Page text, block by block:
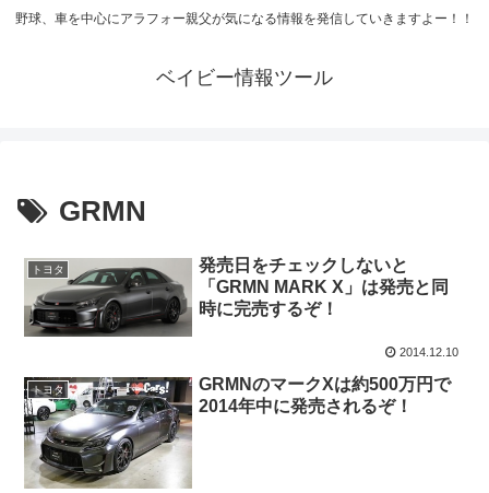
野球、車を中心にアラフォー親父が気になる情報を発信していきますよー！！
ベイビー情報ツール
GRMN
トヨタ
発売日をチェックしないと
「GRMN MARK X」は発売と同
時に完売するぞ！
2014.12.10
トヨタ
GRMNのマークXは約500万円で
2014年中に発売されるぞ！